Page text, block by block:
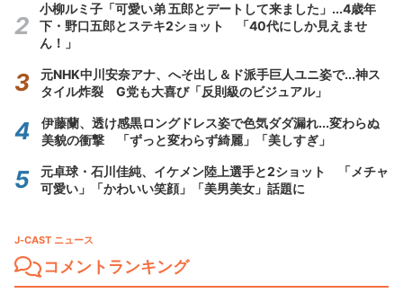
小柳ルミ子「可愛い弟 五郎とデートして来ました」...4歳年
下・野口五郎とステキ2ショット 「40代にしか見えませ
ん！」
元NHK中川安奈アナ、へそ出し＆ド派手巨人ユニ姿で...神ス
タイル炸裂 G党も大喜び「反則級のビジュアル」
伊藤蘭、透け感黒ロングドレス姿で色気ダダ漏れ...変わらぬ
美貌の衝撃 「ずっと変わらず綺麗」「美しすぎ」
元卓球・石川佳純、イケメン陸上選手と2ショット 「メチャ
可愛い」「かわいい笑顔」「美男美女」話題に
J-CAST ニュース
コメントランキング